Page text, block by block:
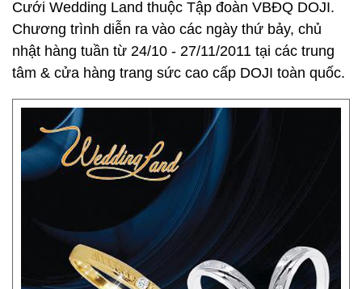
Cưới Wedding Land thuộc Tập đoàn VBĐQ DOJI.
Chương trình diễn ra vào các ngày thứ bảy, chủ
nhật hàng tuần từ 24/10 - 27/11/2011 tại các trung
tâm & cửa hàng trang sức cao cấp DOJI toàn quốc.